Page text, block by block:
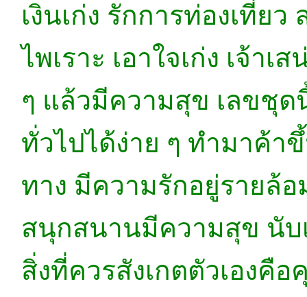
เงินเก่ง รักการท่องเที่ย
ไพเราะ เอาใจเก่ง เจ้า
ๆ แล้วมีความสุข เลขชุ
ทั่วไปได้ง่าย ๆ ทำมาค้า
ทาง มีความรักอยู่รายล้
สนุกสนานมีความสุข นับ
สิ่งที่ควรสังเกตตัวเองคื